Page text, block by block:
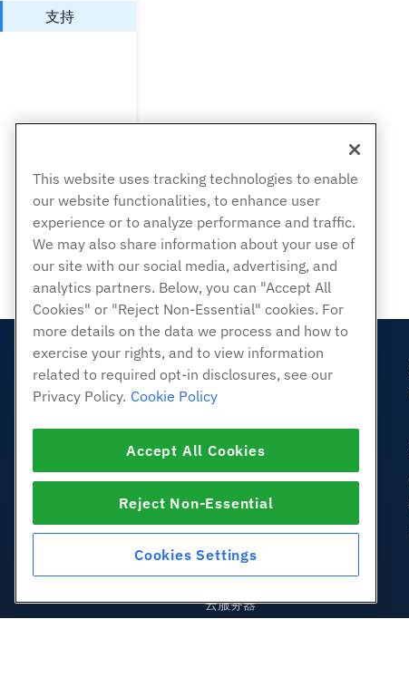
支持
产品展示
虚拟主机
转销商托管
白标经销商
管理Linux VPS
非托管Linux VPS
管理Windows. VPS
非托管Windows VPS
云服务器
This website uses tracking technologies to enable
our website functionalities, to enhance user
experience or to analyze performance and traffic.
We may also share information about your use of
our site with our social media, advertising, and
analytics partners. Below, you can "Accept All
Cookies" or "Reject Non-Essential" cookies. For
more details on the data we process and how to
exercise your rights, and to view information
related to required opt-in disclosures, see our
Privacy Policy. Cookie Policy
Accept All Cookies
Reject Non-Essential
Cookies Settings